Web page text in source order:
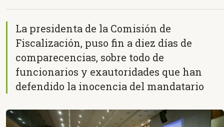
La presidenta de la Comisión de
Fiscalización, puso fin a diez días de
comparecencias, sobre todo de
funcionarios y exautoridades que han
defendido la inocencia del mandatario